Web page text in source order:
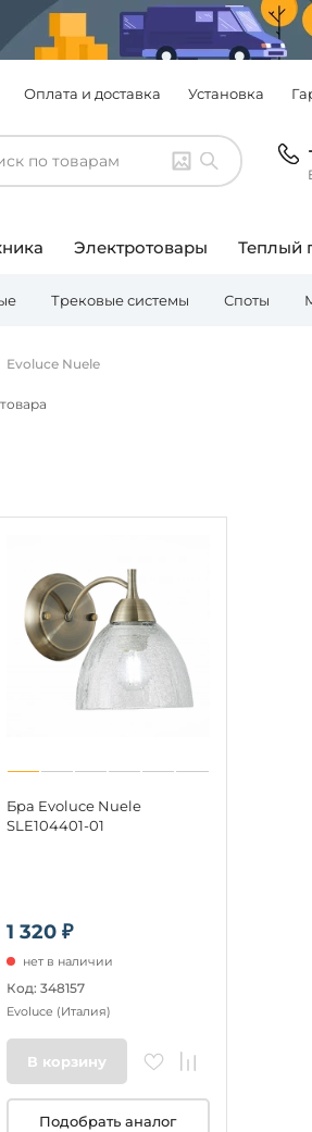
Оплата и доставка Установка
Электротовары Теплый
Трековые системы Споты
Evoluce Nuele
1 320 ₽
Бра Evoluce Nuele
SLE104401-01
нет в наличии
Код: 348157
Evoluce (Италия)
В корзину
Подобрать аналог